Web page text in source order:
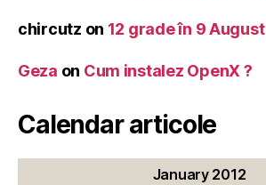
chircutz on 12 grade în 9 August
Geza on Cum instalez OpenX ?
Calendar articole
January 2012